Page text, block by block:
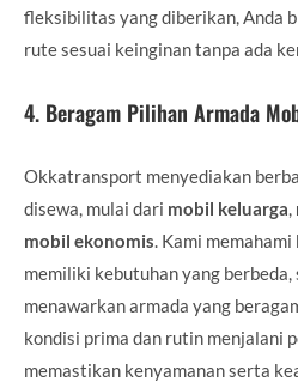
fleksibilitas yang diberikan, Anda
rute sesuai keinginan tanpa ada
4. Beragam Pilihan Armada
Okkatransport menyediakan
disewa, mulai dari mobil keluarga
mobil ekonomis . Kami
memiliki kebutuhan yang berbeda,
menawarkan armada yang
kondisi prima dan rutin menjalani
memastikan kenyamanan serta